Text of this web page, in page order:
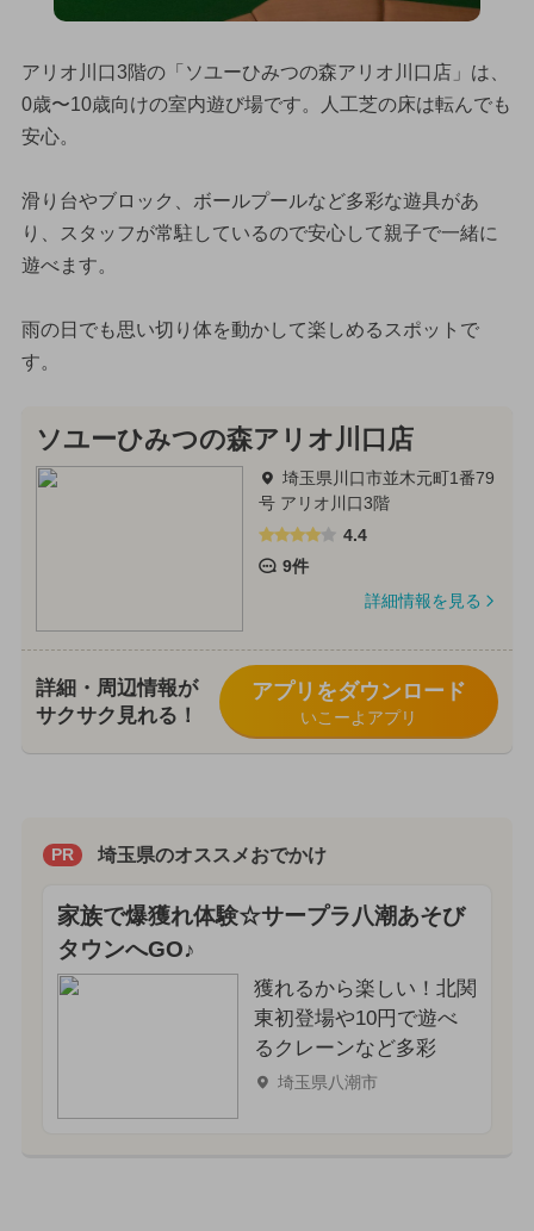
アリオ川口3階の「ソユーひみつの森アリオ川口店」は、
0歳〜10歳向けの室内遊び場です。人工芝の床は転んでも
安心。
滑り台やブロック、ボールプールなど多彩な遊具があ
り、スタッフが常駐しているので安心して親子で一緒に
遊べます。
雨の日でも思い切り体を動かして楽しめるスポットで
す。
ソユーひみつの森アリオ川口店
埼玉県川口市並木元町1番79
号 アリオ川口3階
4.4
9件
詳細情報を見る
詳細・周辺情報が
サクサク見れる！
アプリをダウンロード
いこーよアプリ
PR 埼玉県のオススメおでかけ
家族で爆獲れ体験☆サープラ八潮あそび
タウンへGO♪
獲れるから楽しい！北関
東初登場や10円で遊べ
るクレーンなど多彩
埼玉県八潮市